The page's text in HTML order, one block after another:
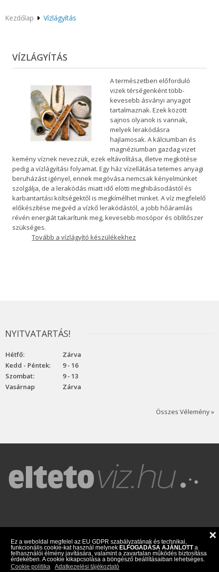
Ez a weboldal megfelel az EU GDPR szabályzatának és technikai,
funkcionális cookie-kat használ melynek ELFOGADÁSA AJÁNLOTTa
felhasználói élmény javítására, valamint a zavartalan működés biztosítása
érdekében. A cookie kikapcsolása a böngésző beállításaiban lehetséges.
Cookie politika
Adatkezelési tájékoztató
❌
Kezdőlap Vízlágyítás
VÍZLÁGYÍTÁS
A természetben előforduló
vizek térségenként több-
kevesebb ásványi anyagot
tartalmaznak. Ezek között
sajnos olyanok is vannak,
melyek lerakódásra
hajlamosak. A kálciumban és
magnéziumban gazdag vizet
kemény víznek nevezzük, ezek eltávolítása, illetve megkötése
pedig a vízlágyítási folyamat. Egy ház vízellátása tetemes anyagi
beruházást igényel, ennek megóvása nemcsak kényelmünket
szolgálja, de a lerakódás miatt idő elötti meghibásodástól és
karbantartási költségektől is megkímélhet minket. A víz megfelelő
előkészítése megvéd a vízkő lerakódástól, a jobb hőáramlás
révén energiát takarítunk meg, kevesebb mosópor és öblítőszer
szükséges.
Tovább a vízlágyító készülékekhez
NYITVATARTÁS!
Hétfő:
Zárva
Kedd - Péntek:
9 - 16
Szombat:
9 - 13
Vasárnap
Zárva
Összes Vélemény »
Blog ÁSZF Üzlet/Kapcsolat
Választási segédlet
Adatkezelési Tájékoztató